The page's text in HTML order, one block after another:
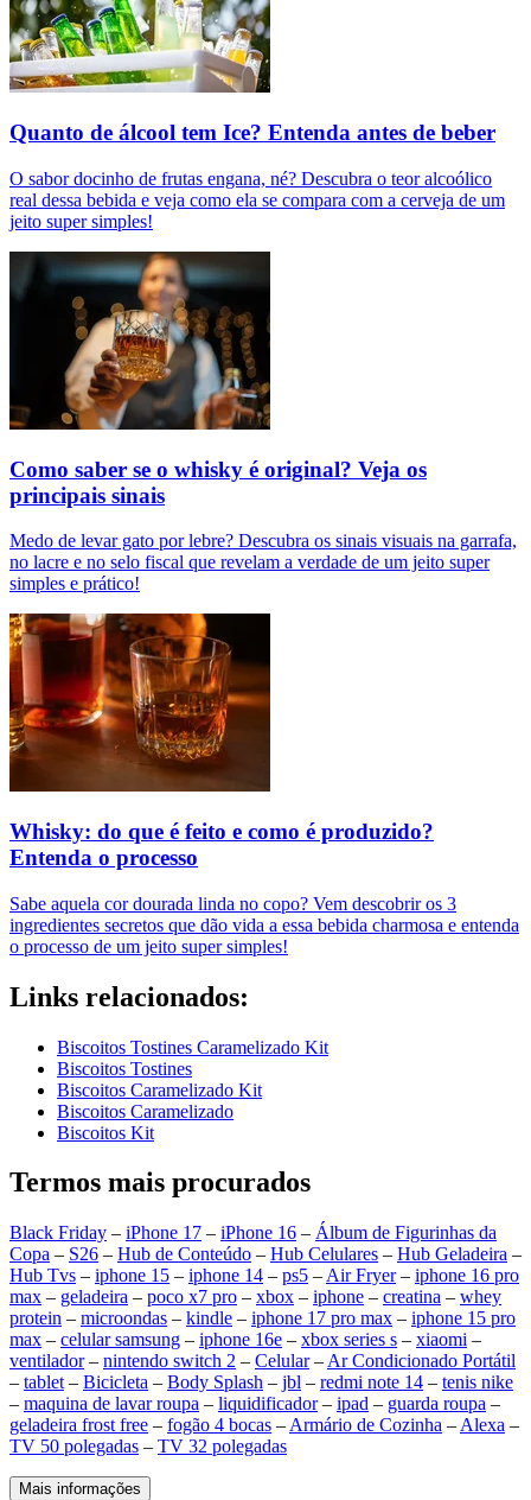
Quanto de álcool tem Ice? Entenda antes de beber
O sabor docinho de frutas engana, né? Descubra o teor alcoólico
real dessa bebida e veja como ela se compara com a cerveja de um
jeito super simples!
Como saber se o whisky é original? Veja os
principais sinais
Medo de levar gato por lebre? Descubra os sinais visuais na garrafa,
no lacre e no selo fiscal que revelam a verdade de um jeito super
simples e prático!
Whisky: do que é feito e como é produzido?
Entenda o processo
Sabe aquela cor dourada linda no copo? Vem descobrir os 3
ingredientes secretos que dão vida a essa bebida charmosa e entenda
o processo de um jeito super simples!
Links relacionados:
Biscoitos Tostines Caramelizado Kit
Biscoitos Tostines
Biscoitos Caramelizado Kit
Biscoitos Caramelizado
Biscoitos Kit
Termos mais procurados
Black Friday – iPhone 17 – iPhone 16 – Álbum de Figurinhas da
Copa – S26 – Hub de Conteúdo – Hub Celulares – Hub Geladeira –
Hub Tvs – iphone 15 – iphone 14 – ps5 – Air Fryer– iphone 16 pro
max – geladeira – poco x7 pro – xbox – iphone – creatina – whey
protein – microondas – kindle – iphone 17 pro max – iphone 15 pro
max – celular samsung – iphone 16e – xbox series s – xiaomi –
ventilador– nintendo switch 2 – Celular– Ar Condicionado Portátil
– tablet – Bicicleta – Body Splash – jbl – redmi note 14 – tenis nike
– maquina de lavar roupa – liquidificador– ipad – guarda roupa –
geladeira frost free – fogão 4 bocas – Armário de Cozinha – Alexa –
TV 50 polegadas – TV 32 polegadas
Mais informações